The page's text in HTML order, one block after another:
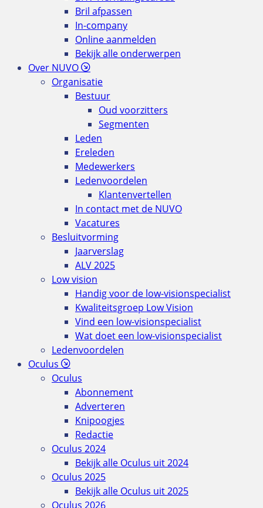
Bril afpassen
In-company
Online aanmelden
Bekijk alle onderwerpen
Over NUVO
Organisatie
Bestuur
Oud voorzitters
Segmenten
Leden
Ereleden
Medewerkers
Ledenvoordelen
Klantenvertellen
In contact met de NUVO
Vacatures
Besluitvorming
Jaarverslag
ALV 2025
Low vision
Handig voor de low-visionspecialist
Kwaliteitsgroep Low Vision
Vind een low-visionspecialist
Wat doet een low-visionspecialist
Ledenvoordelen
Oculus
Oculus
Abonnement
Adverteren
Knipoogjes
Redactie
Oculus 2024
Bekijk alle Oculus uit 2024
Oculus 2025
Bekijk alle Oculus uit 2025
Oculus 2026